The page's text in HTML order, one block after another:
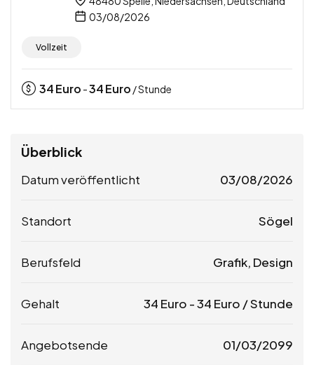
03/08/2026
Vollzeit
34Euro -34Euro / Stunde
Überblick
Datum veröffentlicht 03/08/2026
Standort Sögel
Berufsfeld Grafik, Design
Gehalt 34 Euro -34 Euro / Stunde
Angebotsende 01/03/2099